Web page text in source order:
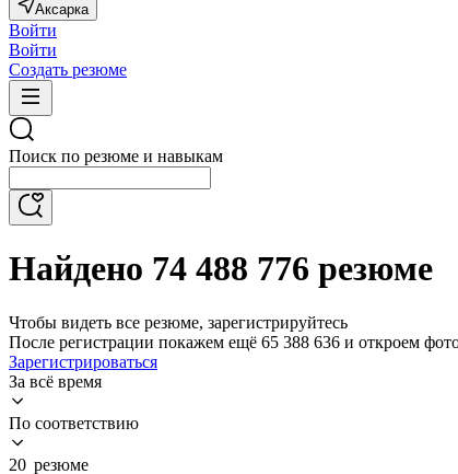
Аксарка
Войти
Войти
Создать резюме
Поиск по резюме и навыкам
Найдено 74 488 776 резюме
Чтобы видеть все резюме, зарегистрируйтесь
После регистрации покажем ещё 65 388 636 и откроем
Зарегистрироваться
За всё время
По соответствию
20 резюме